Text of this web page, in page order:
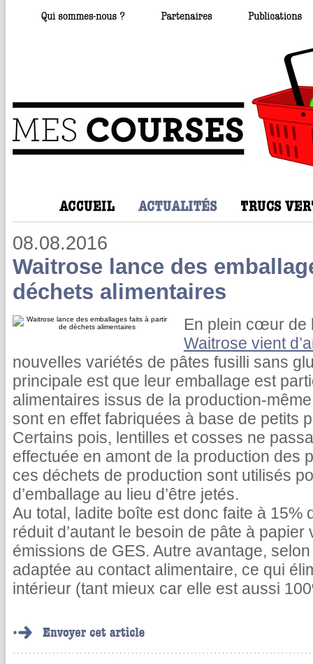
08.08.2016
Waitrose lance des
déchets alimentaires
En plein cœur de
Waitrose vient
nouvelles variétés de pâtes fusilli sans
principale est que leur emballage est
alimentaires issus de la production-
sont en effet fabriquées à base de petits
Certains pois, lentilles et cosses ne
effectuée en amont de la production des
ces déchets de production sont utilisés
d’emballage au lieu d’être jetés.
Au total, ladite boîte est donc faite à 15%
réduit d’autant le besoin de pâte à
émissions de GES. Autre avantage,
adaptée au contact alimentaire, ce qui
intérieur (tant mieux car elle est aussi